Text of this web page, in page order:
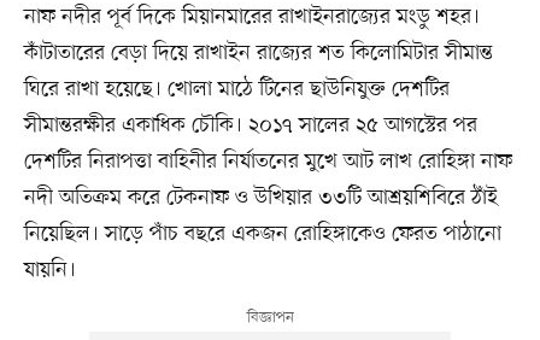
নাফ নদীর পূর্ব দিকে মিয়ানমারের রাখাইনরাজ্যের মংডু শহর।
কাঁটাতারের বেড়া দিয়ে রাখাইন রাজ্যের শত কিলোমিটার সীমান্ত
ঘিরে রাখা হয়েছে। খোলা মাঠে টিনের ছাউনিযুক্ত দেশটির
সীমান্তরক্ষীর একাধিক চৌকি। ২০১৭ সালের ২৫ আগস্টের পর
দেশটির নিরাপত্তা বাহিনীর নির্যাতনের মুখে আট লাখ রোহিঙ্গা নাফ
নদী অতিক্রম করে টেকনাফ ও উখিয়ার ৩৩টি আশ্রয়শিবিরে ঠাঁই
নিয়েছিল। সাড়ে পাঁচ বছরে একজন রোহিঙ্গাকেও ফেরত পাঠানো
যায়নি।